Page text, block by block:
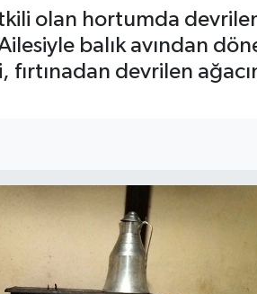
olan hortumda
balık avından
fırtınadan devrilen